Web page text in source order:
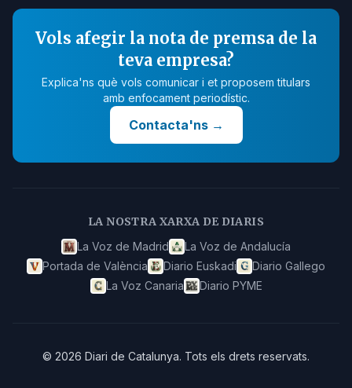
Vols afegir la nota de premsa de la
teva empresa?
Explica'ns què vols comunicar i et proposem titulars
amb enfocament periodístic.
Contacta'ns→
LA NOSTRA XARXA DE DIARIS
La Voz de Madrid
La Voz de Andalucía
Portada de València
Diario Euskadi
Diario Gallego
La Voz Canaria
Diario PYME
© 2026 Diari de Catalunya. Tots els drets reservats.